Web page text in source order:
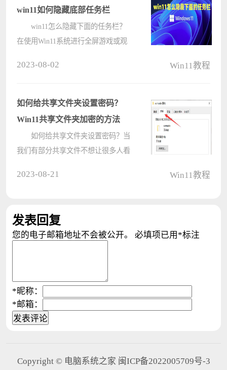
法????
win11如何隐藏底部任务栏
win11怎么隐藏下面的任务栏？
在使用Win11系统进行全屏游戏或观
这是非常简单的。接下来，让我们一
起来????
2023-08-02 Win11教程
如何给共享文件夹设置密码？
Win11共享文件夹加密的方法
如何给共享文件夹设置密码？当
我们有部分共享文件不想让很多人看
做????
2023-08-21 Win11教程
发表回复
您的电子邮箱地址不会被公开。 必填项已用 *标注
*昵称：
*邮箱：
Copyright © 电脑系统之家 闽ICP备2022005709号-3